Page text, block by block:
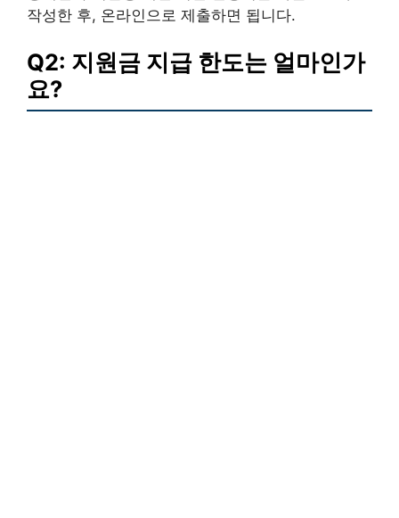
작성한 후, 온라인으로 제출하면 됩니다.
Q2: 지원금 지급 한도는 얼마인가
요?